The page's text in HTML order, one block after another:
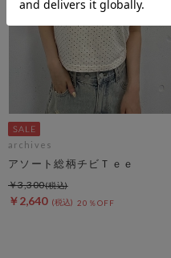
archives
アソート総柄チビＴｅｅ
￥2,640 20％OFF
￥3,300